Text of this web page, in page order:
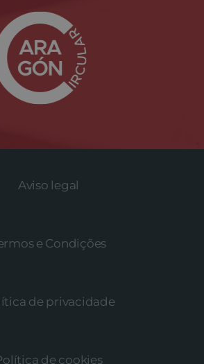
Aviso legal
e Condições
de privacidade
de cookies